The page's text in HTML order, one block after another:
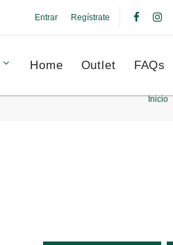
Entrar Regístrate
Home Outlet FAQs
Inicio